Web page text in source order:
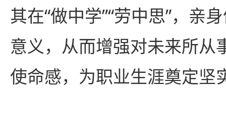
其在“做中学”“劳中思”，亲
意义，从而增强对未来所从
使命感，为职业生涯奠定坚